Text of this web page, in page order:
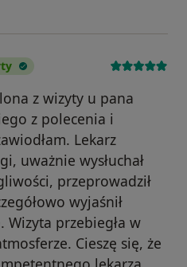
z wizyty u pana
z polecenia i
Lekarz
uważnie wysłuchał
przeprowadził
wyjaśnił
przebiegła w
Cieszę się, że